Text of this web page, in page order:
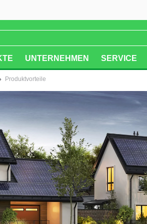
UNTERNEHMEN SERVICE
Produktvorteile